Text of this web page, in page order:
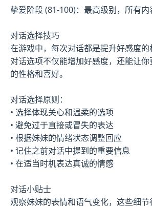
挚爱阶段 (81-100)：最高级别，所有内
对话选择技巧
在游戏中，每次对话都是提升好感度
对话选项不仅能增加好感度，还能让
的性格和喜好。
对话选择原则：
• 选择体现关心和温柔的选项
• 避免过于直接或冒失的表达
• 根据妹妹的情绪状态调整回应
• 记住之前对话中提到的重要信息
• 在适当时机表达真诚的情感
对话小贴士
观察妹妹的表情和语气变化，这些细